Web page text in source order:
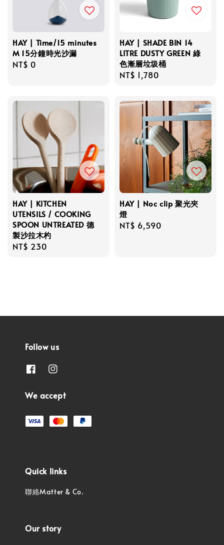
HAY | Time/15 minutes
M 15分鐘時光沙漏
Regular
NT$ 0
HAY | SHADE BIN 14
LITRE DUSTY GREEN 綠
色漸層垃圾桶
Regular
NT$ 1,780
HAY | KITCHEN
UTENSILS / COOKING
SPOON UNTREATED 德
製沙拉木杓
Regular
NT$ 230
HAY | Noc clip 聚光夾
燈
Regular
NT$ 6,590
Follow us
We accept
Quick links
聯絡Matter & Co.
Our story